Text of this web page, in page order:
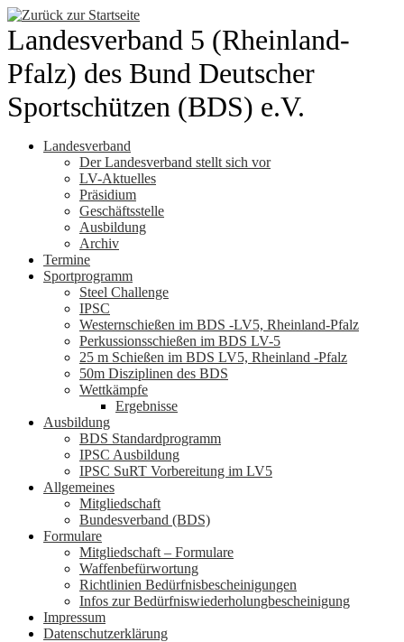
Zum
Inhalt
springen
Landesverband 5 (Rheinland-
Pfalz) des Bund Deutscher
Sportschützen (BDS) e.V.
Landesverband
Der Landesverband stellt sich vor
LV-Aktuelles
Präsidium
Geschäftsstelle
Ausbildung
Archiv
Termine
Sportprogramm
Steel Challenge
IPSC
Westernschießen im BDS -LV5, Rheinland-Pfalz
Perkussionsschießen im BDS LV-5
25 m Schießen im BDS LV5, Rheinland -Pfalz
50m Disziplinen des BDS
Wettkämpfe
Ergebnisse
Ausbildung
BDS Standardprogramm
IPSC Ausbildung
IPSC SuRT Vorbereitung im LV5
Allgemeines
Mitgliedschaft
Bundesverband (BDS)
Formulare
Mitgliedschaft – Formulare
Waffenbefürwortung
Richtlinien Bedürfnisbescheinigungen
Infos zur Bedürfniswiederholungbescheinigung
Impressum
Datenschutzerklärung